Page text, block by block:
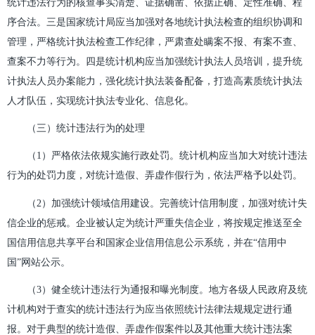
统计违法行为的核查事实清楚、证据确凿、依据正确、定性准确、程
序合法。三是国家统计局应当加强对各地统计执法检查的组织协调和
管理，严格统计执法检查工作纪律，严肃查处瞒案不报、有案不查、
查案不力等行为。四是统计机构应当加强统计执法人员培训，提升统
计执法人员办案能力，强化统计执法装备配备，打造高素质统计执法
人才队伍，实现统计执法专业化、信息化。
（三）统计违法行为的处理
（1）严格依法依规实施行政处罚。统计机构应当加大对统计违法
行为的处罚力度，对统计造假、弄虚作假行为，依法严格予以处罚。
（2）加强统计领域信用建设。完善统计信用制度，加强对统计失
信企业的惩戒。企业被认定为统计严重失信企业，将按规定推送至全
国信用信息共享平台和国家企业信用信息公示系统，并在“信用中
国”网站公示。
（3）健全统计违法行为通报和曝光制度。地方各级人民政府及统
计机构对于查实的统计违法行为应当依照统计法律法规规定进行通
报。对于典型的统计造假、弄虚作假案件以及其他重大统计违法案